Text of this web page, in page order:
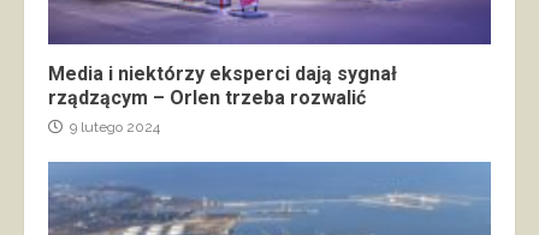
Media i niektórzy eksperci dają sygnał
rządzącym – Orlen trzeba rozwalić
9 lutego 2024